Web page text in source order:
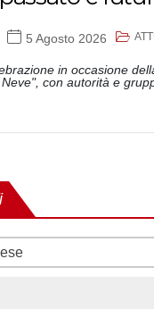
5 Agosto 2026
in occasione
con autorità e